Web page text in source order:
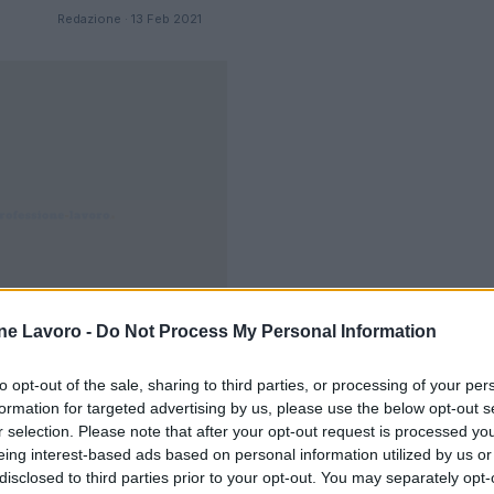
Lavoro - Do Not Process My Personal Information
opt-out of the sale, sharing to third parties, or processing of your
for targeted advertising by us, please use the below opt-out
selection. Please note that after your opt-out request is processed
interest-based ads based on personal information utilized by us
to third parties prior to your opt-out. You may separately
Redazione · 13 Feb 2021
STIPENDI
Stipendio medio giornalista in
Turchia
Quanti soldi guadagna un giornalista in Turchia?